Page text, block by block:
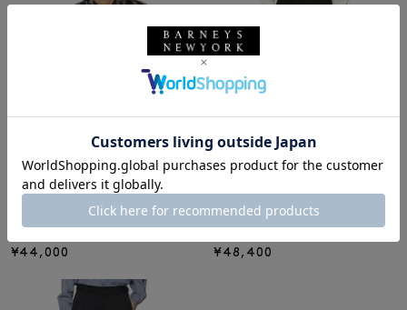
SSSTEIN
SSSTEIN＜シュタイン＞チェック
柄カジュアルシャツ
¥44,000
SSSTEIN
SSSTEIN＜シュタイン＞ ワイドテ
ーパードパンツ
¥48,400